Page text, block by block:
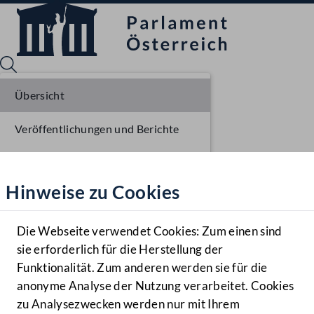
Hilfe
Benutzer
Navigationsmenü öffnen
MENÜ
Hinweise zu Cookies
Die Webseite verwendet Cookies: Zum einen sind
sie erforderlich für die Herstellung der
Funktionalität. Zum anderen werden sie für die
anonyme Analyse der Nutzung verarbeitet. Cookies
zu Analysezwecken werden nur mit Ihrem
Übersicht
Veröffentlichungen und Berichte
Parlamentarisches Verfahren